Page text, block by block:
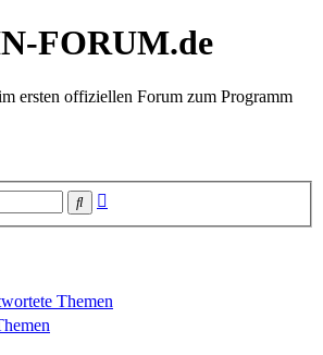
FORUM.de
ersten offiziellen Forum zum Programm
Suche
Themen